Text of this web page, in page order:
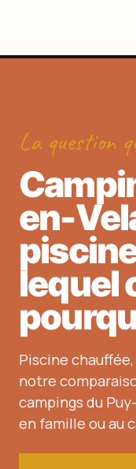
La question
en-
lequel
Piscine
notre
campings du
en famille ou au